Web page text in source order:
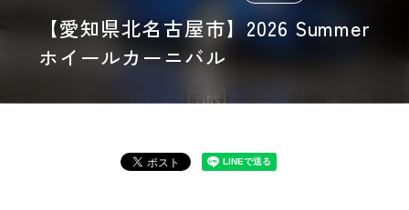
【愛知県北名古屋市】2026 Summer
ホイールカーニバル